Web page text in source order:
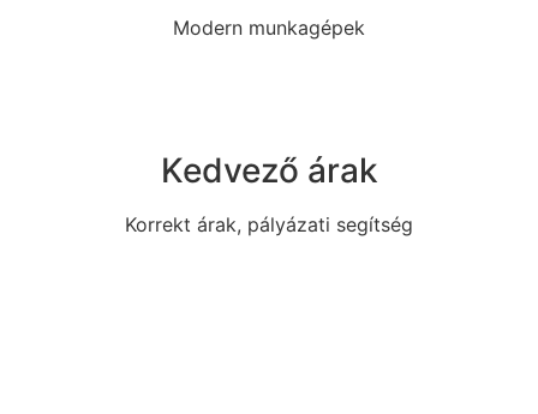
Modern munkagépek
Kedvező árak
Korrekt árak, pályázati segítség